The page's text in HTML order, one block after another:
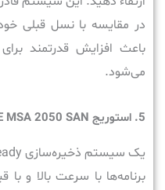
باعث افزایش قدرتمند
می‌شود.
5. استوریج HPE MSA 2050 SAN:
برنامه‌ها با سرعت بالا و